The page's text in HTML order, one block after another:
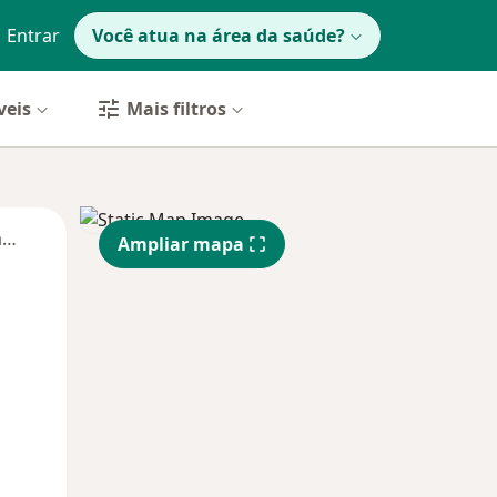
Entrar Você atua na área da saúde?
Mais filtros
Segunda-feira Qua
12 Ago
Qui,
13 Ago
Ampliar mapa